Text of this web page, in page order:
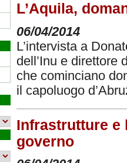
L’Aquila,
06/04/2014
L’intervista a
dell’Inu e direttore
che cominciano
il capoluogo
Infrastrutture e
governo